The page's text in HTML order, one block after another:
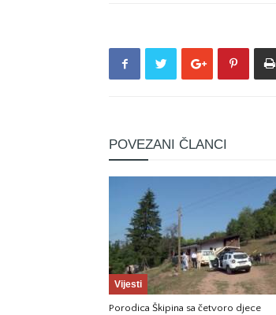
POVEZANI ČLANCI
Vijesti
Porodica Škipina sa četvoro djece